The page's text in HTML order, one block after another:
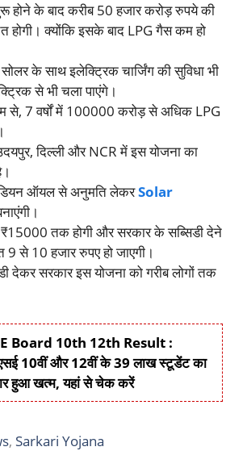
के बाद करीब 50 हजार करोड़ रुपये की
होगी। क्योंकि इसके बाद LPG गैस कम हो
के साथ इलेक्ट्रिक चार्जिंग की सुविधा भी
से भी चला पाएंगे।
से, 7 वर्षों में 100000 करोड़ से अधिक LPG
उदयपुर, दिल्ली और NCR में इस योजना का
ऑयल से अनुमति लेकरSolar
तक होगी और सरकार के सब्सिडी देने
से 10 हजार रुपए हो जाएगी।
देकर सरकार इस योजना को गरीब लोगों तक
Board 10th 12th Result :
10वीं और 12वीं के 39 लाख स्टूडेंट का
हुआ खत्म, यहां से चेक करें
, Sarkari Yojana